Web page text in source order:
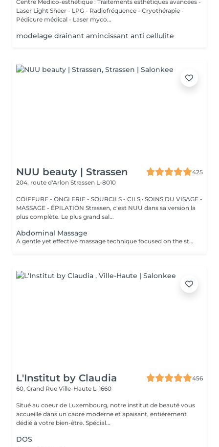
Centre Medico-esthétique : Traitements esthétiques avancées -
Laser Light Sheer - LPG - Radiofréquence - Cryothérapie -
Pédicure médical - Laser myco...
modelage drainant amincissant anti cellulite
NUU beauty | Strassen
425
204, route d'Arlon Strassen L-8010
COIFFURE - ONGLERIE - SOURCILS - CILS · SOINS DU VISAGE -
MASSAGE - ÉPILATION Strassen, c'est NUU dans sa version la
plus complète. Le plus grand sal...
Abdominal Massage
A gentle yet effective massage technique focused on the stomach area, designed to stimulate digestion, relieve bloating, and support lymphatic drainage. Using slow, circular movements, it helps release tension in the abdominal muscles, ease discomfort, and promote overall relaxation and wellbeing.
L'Institut by Claudia
456
60, Grand Rue Ville-Haute L-1660
Situé au coeur de Luxembourg, notre institut de beauté vous
accueille dans un cadre moderne et apaisant, entièrement
dédié à votre bien-être. Spécial...
DOS